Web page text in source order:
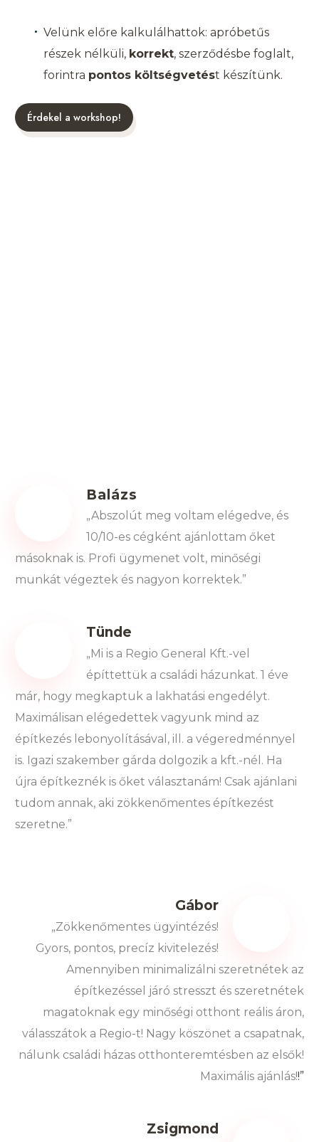
Velünk előre kalkulálhattok: apróbetűs
részek nélküli, korrekt, szerződésbe foglalt,
forintra pontos költségvetést készítünk.
Érdekel a workshop!
Balázs
„Abszolút meg voltam elégedve, és
10/10-es cégként ajánlottam őket
másoknak is. Profi ügymenet volt, minőségi
munkát végeztek és nagyon korrektek.”
Tünde
„Mi is a Regio General Kft.-vel
építtettük a családi házunkat. 1 éve
már, hogy megkaptuk a lakhatási engedélyt.
Maximálisan elégedettek vagyunk mind az
építkezés lebonyolításával, ill. a végeredménnyel
is. Igazi szakember gárda dolgozik a kft.-nél. Ha
újra építkeznék is őket választanám! Csak ajánlani
tudom annak, aki zökkenőmentes építkezést
szeretne.”
Gábor
„Zökkenőmentes ügyintézés!
Gyors, pontos, precíz kivitelezés!
Amennyiben minimalizálni szeretnétek az
építkezéssel járó stresszt és szeretnétek
magatoknak egy minőségi otthont reális áron,
válasszátok a Regio-t! Nagy köszönet a csapatnak,
nálunk családi házas otthonteremtésben az elsők!
Maximális ajánlás!!”
Zsigmond